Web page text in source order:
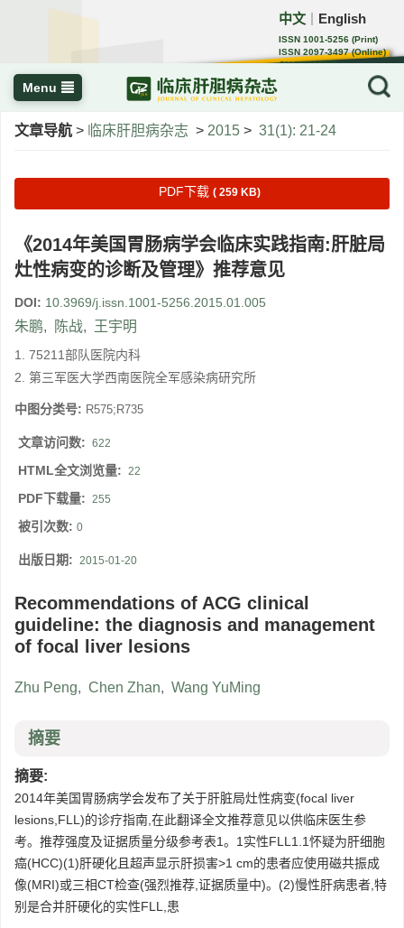
中文 English
ISSN 1001-5256 (Print)
ISSN 2097-3497 (Online)
CN 22-1108/R
Menu
文章导航 > 临床肝胆病杂志 > 2015 > 31(1): 21-24
PDF下载 ( 259 KB)
《2014年美国胃肠病学会临床实践指南:肝脏局
灶性病变的诊断及管理》推荐意见
DOI: 10.3969/j.issn.1001-5256.2015.01.005
朱鹏, 陈战, 王宇明
1. 75211部队医院内科
2. 第三军医大学西南医院全军感染病研究所
中图分类号: R575;R735
文章访问数: 622
HTML全文浏览量: 22
PDF下载量: 255
被引次数: 0
出版日期: 2015-01-20
Recommendations of ACG clinical
guideline: the diagnosis and management
of focal liver lesions
Zhu Peng, Chen Zhan, Wang YuMing
摘要
摘要:
2014年美国胃肠病学会发布了关于肝脏局灶性病变(focal liver
lesions,FLL)的诊疗指南,在此翻译全文推荐意见以供临床医生参
考。推荐强度及证据质量分级参考表1。1实性FLL1.1怀疑为肝细胞
癌(HCC)(1)肝硬化且超声显示肝损害>1 cm的患者应使用磁共振成
像(MRI)或三相CT检查(强烈推荐,证据质量中)。(2)慢性肝病患者,特
别是合并肝硬化的实性FLL,患